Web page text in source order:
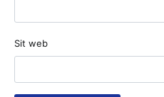
Sit web